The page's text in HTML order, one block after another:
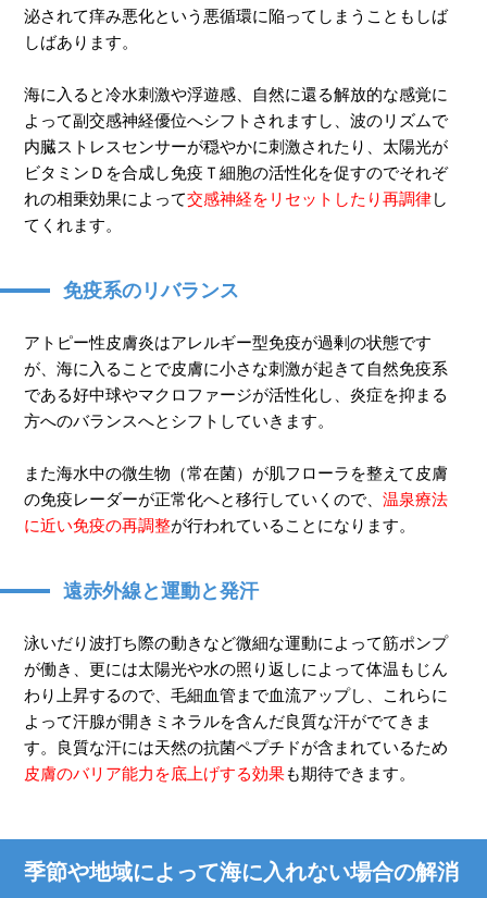
泌されて痒み悪化という悪循環に陥ってしまうこともしば
しばあります。
海に入ると冷水刺激や浮遊感、自然に還る解放的な感覚に
よって副交感神経優位へシフト されますし、波のリズムで
内臓ストレスセンサーが穏やかに刺激されたり、太陽光が
ビタミンＤを合成し免疫Ｔ細胞の活性化を促すのでそれぞ
れの相乗効果によって交感神経をリセットしたり再調律し
てくれます。
免疫系のリバランス
アトピー性皮膚炎はアレルギー型免疫が過剰の状態です
が、海に入ることで皮膚に小さな刺激が起きて自然免疫系
である好中球やマクロファージが活性化し、炎症を抑まる
方へのバランスへとシフトしていきます。
また海水中の微生物（常在菌）が肌フローラを整えて皮膚
の免疫レーダーが正常化へと移行していくので、温泉療法
に近い免疫の再調整が行われていることになります。
遠赤外線と運動と発汗
泳いだり波打ち際の動きなど微細な運動によって筋ポンプ
が働き、更には太陽光や水の照り返しによって体温もじん
わり上昇するので、毛細血管まで血流アップし、これらに
よって汗腺が開きミネラルを含んだ良質な汗がでてきま
す。良質な汗には天然の抗菌ペプチドが含まれているため
皮膚のバリア能力を底上げする効果も期待できます。
季節や地域によって海に入れない場合の解消